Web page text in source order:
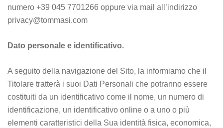
numero +39 045 7701266 oppure via mail all’indirizzo
privacy@tommasi.com
Dato personale e identificativo.
A seguito della navigazione del Sito, la informiamo che il
Titolare tratterà i suoi Dati Personali che potranno essere
costituiti da un identificativo come il nome, un numero di
identificazione, un identificativo online o a uno o più
elementi caratteristici della Sua identità fisica, economica,